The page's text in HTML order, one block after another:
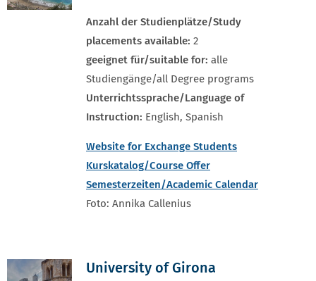
Anzahl der Studienplätze/Study
placements available: 2
geeignet für/suitable for: alle
Studiengänge/all Degree programs
Unterrichtssprache/Language of
Instruction: English, Spanish
Website for Exchange Students
Kurskatalog/Course Offer
Semesterzeiten/Academic Calendar
Foto: Annika Callenius
University of Girona